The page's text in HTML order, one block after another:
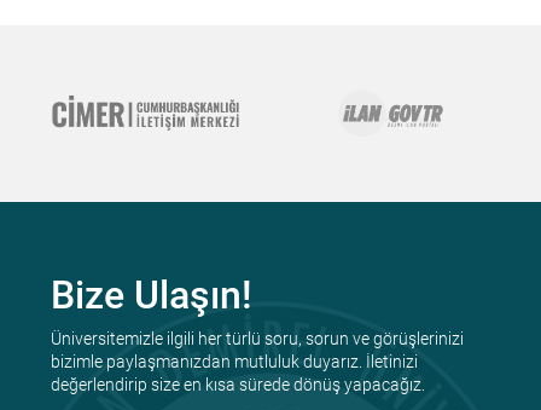
Bize Ulaşın!
Üniversitemizle ilgili her türlü soru, sorun ve görüşlerinizi
bizimle paylaşmanızdan mutluluk duyarız. İletinizi
değerlendirip size en kısa sürede dönüş yapacağız.